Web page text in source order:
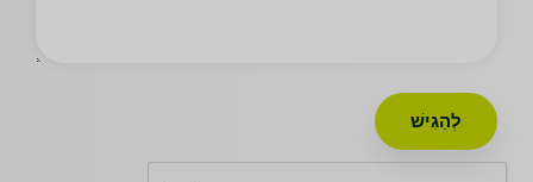
לְהַגִישׁ